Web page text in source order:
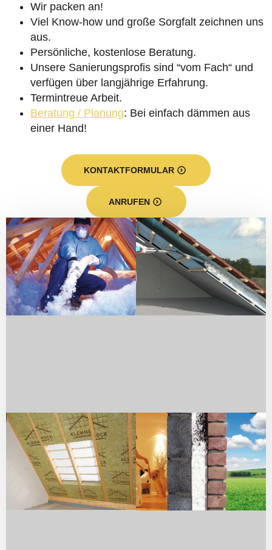
Wir packen an!
Viel Know-how und große Sorgfalt zeichnen uns
aus.
Persönliche, kostenlose Beratung.
Unsere Sanierungsprofis sind “vom Fach“ und
verfügen über langjährige Erfahrung.
Termintreue Arbeit.
Beratung / Planung: Bei einfach dämmen aus
einer Hand!
KONTAKTFORMULAR
ANRUFEN